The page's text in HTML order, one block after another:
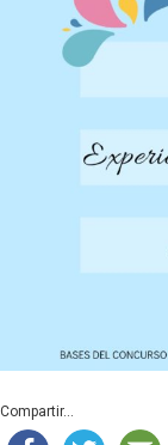
Compartir...